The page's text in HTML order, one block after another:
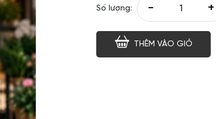
Số lượng: - +
THÊM VÀO GIỎ